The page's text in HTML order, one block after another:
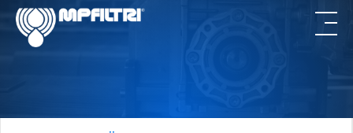
Zum
Inhalt
springen
Zur
Fußzeile
springen